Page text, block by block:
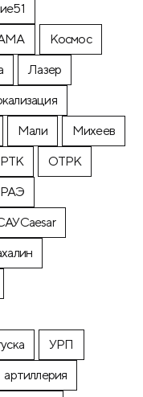
Космос
Лазер
Мали
Михеев
ОТРК
РАЭ
УРП
артиллерия